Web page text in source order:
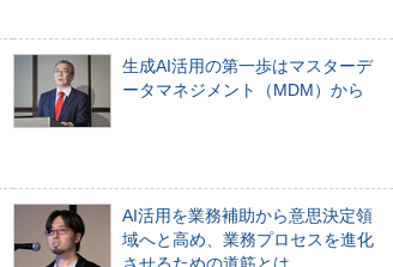
生成AI活用の第一歩はマスターデ
ータマネジメント（MDM）から
AI活用を業務補助から意思決定領
域へと高め、業務プロセスを進化